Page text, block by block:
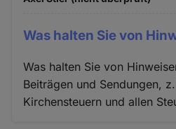
Was halten Sie von
Was halten Sie von
Beiträgen und Sendungen,
Kirchensteuern und allen